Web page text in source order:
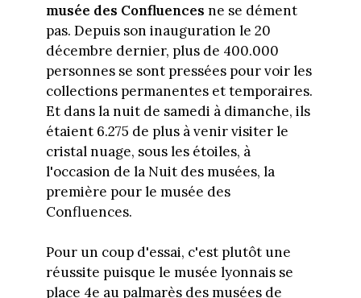
musée des Confluences ne se dément
pas. Depuis son inauguration le 20
décembre dernier, plus de 400.000
personnes se sont pressées pour voir les
collections permanentes et temporaires.
Et dans la nuit de samedi à dimanche, ils
étaient 6.275 de plus à venir visiter le
cristal nuage, sous les étoiles, à
l'occasion de la Nuit des musées, la
première pour le musée des
Confluences.
Pour un coup d'essai, c'est plutôt une
réussite puisque le musée lyonnais se
place 4e au palmarès des musées de